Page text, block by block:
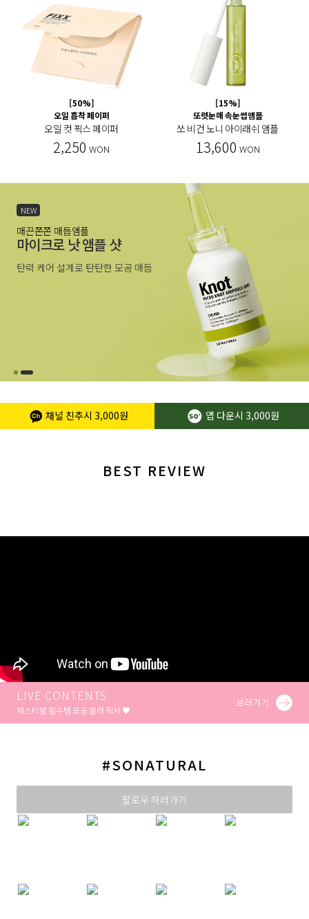
[50%]
오일 흡착 페이퍼
오일 컷 픽스 페이퍼
2,250 WON
[15%]
또렷눈매 속눈썹앰플
쏘 비건 노니 아이래쉬 앰플
13,600 WON
NEW
매끈쫀쫀 매듭앰플
마이크로 낫 앰플 샷
탄력 케어 설계로 탄탄한 모공 매듭
채널 친추시 3,000원 앱 다운시 3,000원
BEST REVIEW
LIVE CONTENTS
페스티벌 필수템 모공 블러 픽서 ♥
보러가기
#SONATURAL
팔로우 하러가기